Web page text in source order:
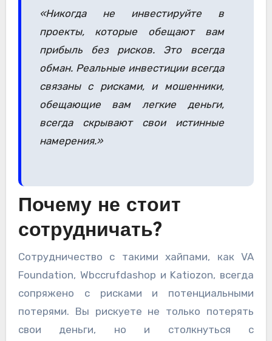
«Никогда не инвестируйте в
проекты, которые обещают вам
прибыль без рисков. Это всегда
обман. Реальные инвестиции всегда
связаны с рисками, и мошенники,
обещающие вам легкие деньги,
всегда скрывают свои истинные
намерения.»
Почему не стоит
сотрудничать?
Сотрудничество с такими хайпами, как VA
Foundation, Wbccrufdashop и Katiozon, всегда
сопряжено с рисками и потенциальными
потерями. Вы рискуете не только потерять
свои деньги, но и столкнуться с